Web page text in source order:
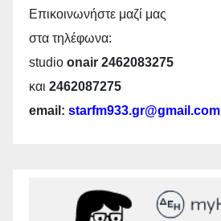
Επικοινωνήστε μαζί μας
στα τηλέφωνα:
studio onair 2462083275
και 2462087275
email: starfm933.gr@gmail.com